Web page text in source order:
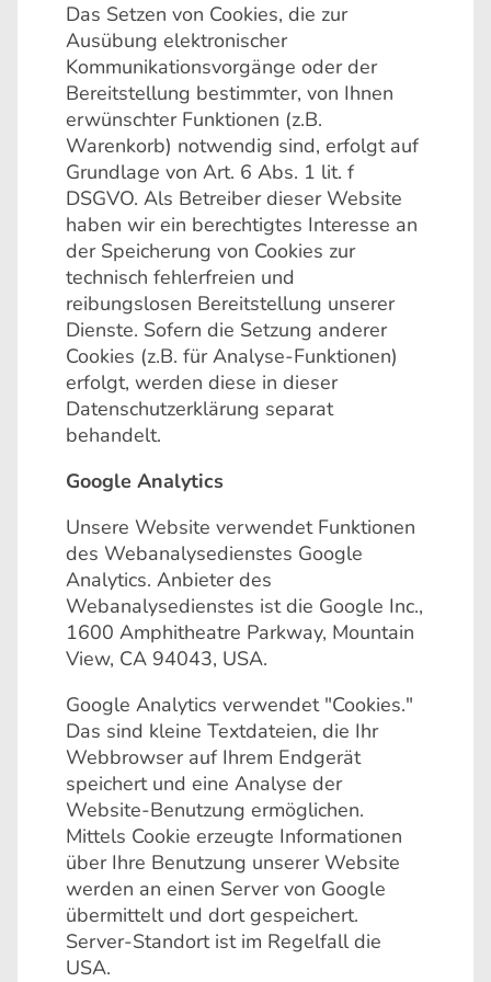
Das Setzen von Cookies, die zur
Ausübung elektronischer
Kommunikationsvorgänge oder der
Bereitstellung bestimmter, von Ihnen
erwünschter Funktionen (z.B.
Warenkorb) notwendig sind, erfolgt auf
Grundlage von Art. 6 Abs. 1 lit. f
DSGVO. Als Betreiber dieser Website
haben wir ein berechtigtes Interesse an
der Speicherung von Cookies zur
technisch fehlerfreien und
reibungslosen Bereitstellung unserer
Dienste. Sofern die Setzung anderer
Cookies (z.B. für Analyse-Funktionen)
erfolgt, werden diese in dieser
Datenschutzerklärung separat
behandelt.
Google Analytics
Unsere Website verwendet Funktionen
des Webanalysedienstes Google
Analytics. Anbieter des
Webanalysedienstes ist die Google Inc.,
1600 Amphitheatre Parkway, Mountain
View, CA 94043, USA.
Google Analytics verwendet "Cookies."
Das sind kleine Textdateien, die Ihr
Webbrowser auf Ihrem Endgerät
speichert und eine Analyse der
Website-Benutzung ermöglichen.
Mittels Cookie erzeugte Informationen
über Ihre Benutzung unserer Website
werden an einen Server von Google
übermittelt und dort gespeichert.
Server-Standort ist im Regelfall die
USA.